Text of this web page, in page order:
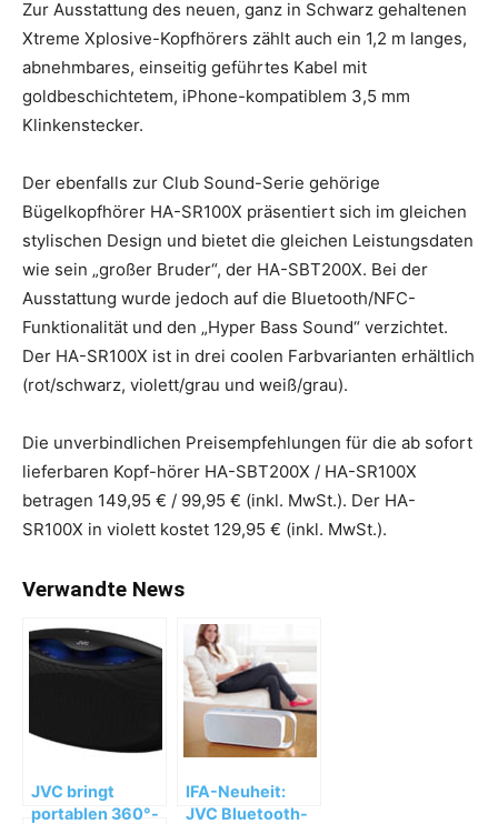
Zur Ausstattung des neuen, ganz in Schwarz gehaltenen
Xtreme Xplosive-Kopfhörers zählt auch ein 1,2 m langes,
abnehmbares, einseitig geführtes Kabel mit
goldbeschichtetem, iPhone-kompatiblem 3,5 mm
Klinkenstecker.
Der ebenfalls zur Club Sound-Serie gehörige
Bügelkopfhörer HA-SR100X präsentiert sich im gleichen
stylischen Design und bietet die gleichen Leistungsdaten
wie sein „großer Bruder“, der HA-SBT200X. Bei der
Ausstattung wurde jedoch auf die Bluetooth/NFC-
Funktionalität und den „Hyper Bass Sound“ verzichtet.
Der HA-SR100X ist in drei coolen Farbvarianten erhältlich
(rot/schwarz, violett/grau und weiß/grau).
Die unverbindlichen Preisempfehlungen für die ab sofort
lieferbaren Kopf-hörer HA-SBT200X / HA-SR100X
betragen 149,95 € / 99,95 € (inkl. MwSt.). Der HA-
SR100X in violett kostet 129,95 € (inkl. MwSt.).
Verwandte News
JVC bringt
portablen 360°-
IFA-Neuheit:
JVC Bluetooth-